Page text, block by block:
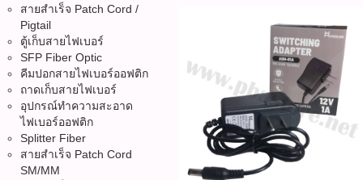
สายสำเร็จ Patch Cord /
Pigtail
ตู้เก็บสายไฟเบอร์
SFP Fiber Optic
คีมปอกสายไฟเบอร์ออฟติก
ถาดเก็บสายไฟเบอร์
อุปกรณ์ทำความสะอาด
ไฟเบอร์ออฟติก
Splitter Fiber
สายสำเร็จ Patch Cord
SM/MM